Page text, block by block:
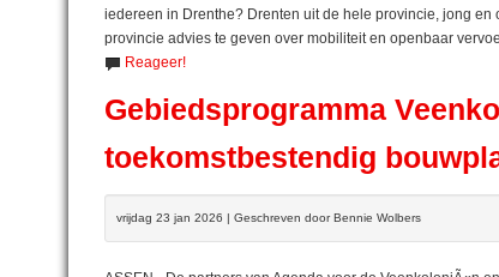
iedereen in Drenthe? Drenten uit de hele provincie, jong
provincie advies te geven over mobiliteit en openbaar
Reageer!
Gebiedsprogramma
toekomstbestendig
vrijdag 23 jan 2026 | Geschreven door Bennie Wolbers